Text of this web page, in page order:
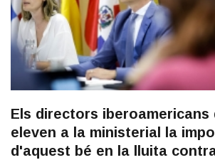
Els directors iberoamericans
eleven a la ministerial la
d'aquest bé en la lluita